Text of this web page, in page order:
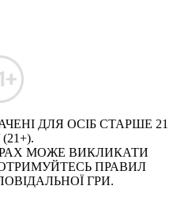
ДЛЯ ОСІБ СТАРШЕ 21
МОЖЕ ВИКЛИКАТИ
ПРАВИЛ
ГРИ.